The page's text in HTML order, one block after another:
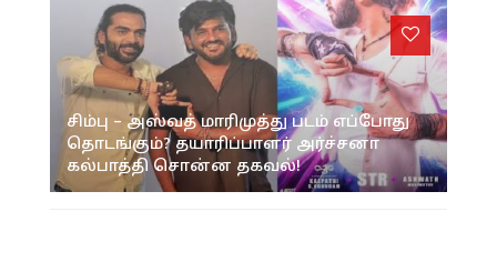
சிம்பு – அஸ்வத் மாரிமுத்து படம் எப்போது
தொடங்கும்? தயாரிப்பாளர் அர்ச்சனா
கல்பாத்தி சொன்ன தகவல்!